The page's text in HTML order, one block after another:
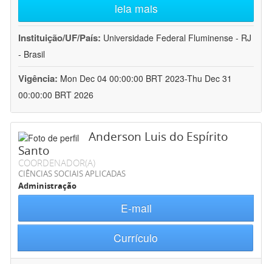
leia mais
Instituição/UF/País: Universidade Federal Fluminense - RJ
- Brasil
Vigência: Mon Dec 04 00:00:00 BRT 2023-Thu Dec 31
00:00:00 BRT 2026
Anderson Luis do Espírito
Santo
COORDENADOR(A)
CIÊNCIAS SOCIAIS APLICADAS
Administração
E-mail
Currículo